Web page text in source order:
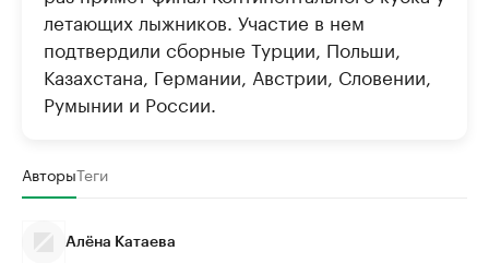
летающих лыжников. Участие в нем
подтвердили сборные Турции, Польши,
Казахстана, Германии, Австрии, Словении,
Румынии и России.
АвторыТеги
Алёна Катаева